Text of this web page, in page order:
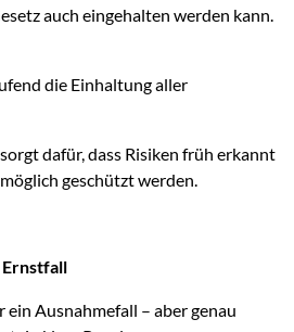
auch eingehalten werden kann.
die Einhaltung aller
dafür, dass Risiken früh erkannt
geschützt werden.
Ernstfall
ein Ausnahmefall – aber genau